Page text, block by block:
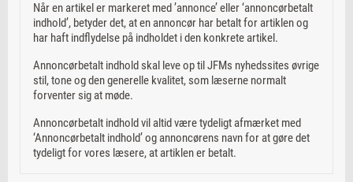
Når en artikel er markeret med ’annonce’ eller ‘annoncørbetalt
indhold’, betyder det, at en annoncør har betalt for artiklen og
har haft indflydelse på indholdet i den konkrete artikel.
Annoncørbetalt indhold skal leve op til JFMs nyhedssites øvrige
stil, tone og den generelle kvalitet, som læserne normalt
forventer sig at møde.
Annoncørbetalt indhold vil altid være tydeligt afmærket med
‘Annoncørbetalt indhold’ og annoncørens navn for at gøre det
tydeligt for vores læsere, at artiklen er betalt.